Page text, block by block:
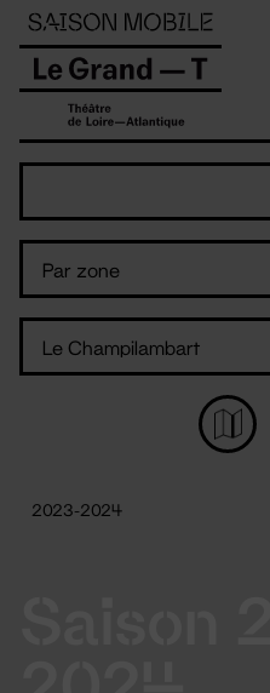
Panneau de gestion des cookies